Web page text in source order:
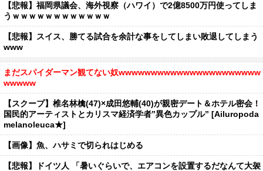
【悲報】福岡県議会、海外視察（ハワイ）で2億8500万円使ってしま
うｗｗｗｗｗｗｗｗｗｗｗｗ
【悲報】スイス、勝てる試合を余計な事をしてしまい敗退してしまう
www
まだスパイダーマン観てない奴wwwwwwwwwwwwwwwwwwwwww
wwwww
【スクープ】椎名林檎(47)×成田悠輔(40)が親密デート＆ホテル密会！
国民的アーティストとカリスマ経済学者”異色カップル” [Ailuropoda
melanoleuca★]
【画像】魚、ハサミで切られはじめる
【悲報】ドイツ人 「暑いぐらいで、エアコンを設置するだなんて大袈